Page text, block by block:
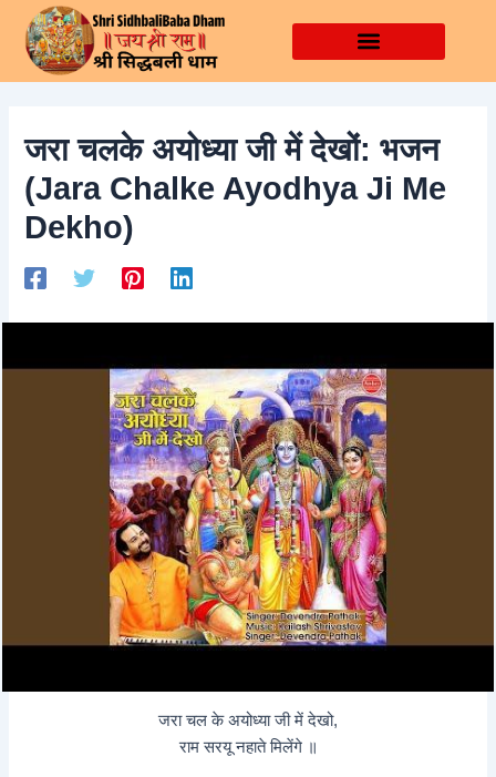
content
जरा चलके अयोध्या जी में देखों: भजन
(Jara Chalke Ayodhya Ji Me
Dekho)
जरा चल के अयोध्या जी में देखो,
राम सरयू नहाते मिलेंगे ॥
Post
navigation